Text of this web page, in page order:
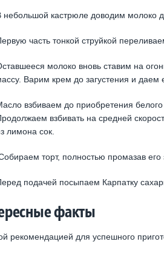
небольшой кастрюле доводим молоко
часть тонкой струйкой
молоко вновь ставим на
Варим крем до загустения и даем
взбиваем до приобретения
взбивать на средней
лимона сок.
торт, полностью промазав
подачей посыпаем Карпатку
факты
рекомендацией для успешного